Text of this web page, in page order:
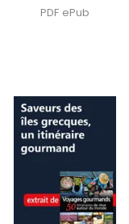
PDF ePub